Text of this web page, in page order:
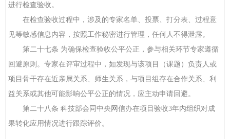
进行检查验收。
在检查验收过程中，涉及的专家名单、投票、打分表、过程意
见等敏感信息内容，按照工作秘密进行管理，任何人不得泄露。
第二十七条 为确保检查验收公平公正，参与相关环节专家遵循
回避原则。专家在评审过程中，如发现与该项目（课题）负责人或
项目骨干存在近亲属关系、师生关系，与项目组存在合作关系、利
益关系或其他可能影响公平公正的情况，应主动申请回避。
第二十八条 科技部会同中央网信办在项目验收3年内组织对成
果转化应用情况进行跟踪评价。